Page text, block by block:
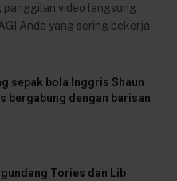
panggilan video langsung
Anda yang sering bekerja
sepak bola Inggris Shaun
bergabung dengan barisan
Tories dan Lib